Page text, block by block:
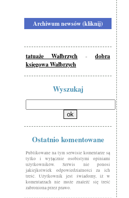
Archiwum newsów (kliknij)
tatuaże Wałbrzych - dobra
księgowa Wałbrzych
Wyszukaj
Ostatnio komentowane
Publikowane na tym serwisie komentarze są
tylko i wyłącznie osobistymi opiniami
użytkowników. Serwis nie ponosi
jakiejkolwiek odpowiedzialności za ich
treść. Użytkownik jest świadomy, iż w
komentarzach nie może znaleźć się treść
zabroniona przez prawo.